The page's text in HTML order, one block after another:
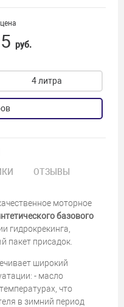
руб.
4 литра
ОТЗЫВЫ
моторное
базового
гидрокрекинга,
пакет присадок.
широкий
- масло
что
в зимний период